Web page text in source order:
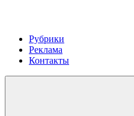
Рубрики
Реклама
Контакты